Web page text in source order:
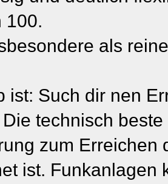
100.
als
ist: Such dir nen
technisch
zum Erreichen
ist. Funkanlagen